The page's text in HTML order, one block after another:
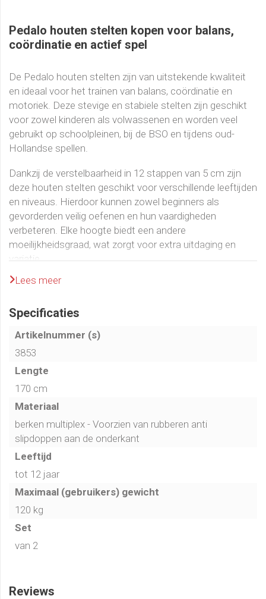
Pedalo houten stelten kopen voor balans,
coördinatie en actief spel
De Pedalo houten stelten zijn van uitstekende kwaliteit
en ideaal voor het trainen van balans, coördinatie en
motoriek. Deze stevige en stabiele stelten zijn geschikt
voor zowel kinderen als volwassenen en worden veel
gebruikt op schoolpleinen, bij de BSO en tijdens oud-
Hollandse spellen.
Dankzij de verstelbaarheid in 12 stappen van 5 cm zijn
deze houten stelten geschikt voor verschillende leeftijden
en niveaus. Hierdoor kunnen zowel beginners als
gevorderden veilig oefenen en hun vaardigheden
verbeteren. Elke hoogte biedt een andere
moeilijkheidsgraad, wat zorgt voor extra uitdaging en
variatie.
De stelten zijn voorzien van anti-slip doppen, waardoor ze
Dit maakt ze geschikt voor zowel binnen- als
De Pedalo houten stelten zijn duurzaam, veilig en perfect
als speelmateriaal voor actief bewegen en motorische
Voordelen:
Verstelbaar in 12 stappen van 5 cm
Voorzien van anti-slip doppen voor extra veiligheid
Ideaal voor schoolplein, BSO en spelactiviteiten
Lees meer
Specificaties
Artikelnummer (s)
3853
Lengte
170 cm
Materiaal
berken multiplex - Voorzien van rubberen anti
slipdoppen aan de onderkant
Leeftijd
tot 12 jaar
Maximaal (gebruikers) gewicht
120 kg
Set
van 2
Reviews